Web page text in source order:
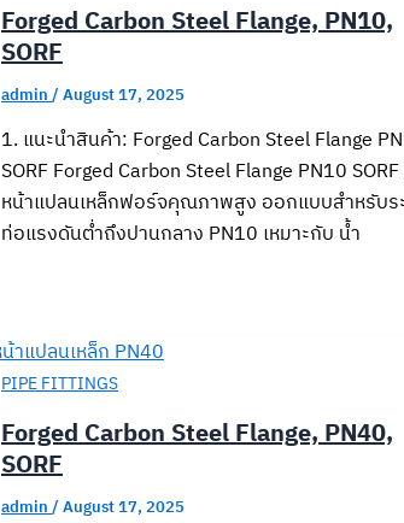
Forged Carbon Steel Flange, PN10,
SORF
admin/August 17, 2025
1. แนะนำสินค้า: Forged Carbon Steel Flange
SORF Forged Carbon Steel Flange PN10
หน้าแปลนเหล็กฟอร์จคุณภาพสูง ออกแบบสำหรับร
ท่อแรงดันต่ำถึงปานกลาง PN10 เหมาะกับ น้ำ
PIPE FITTINGS
Forged Carbon Steel Flange, PN40,
SORF
admin/August 17, 2025